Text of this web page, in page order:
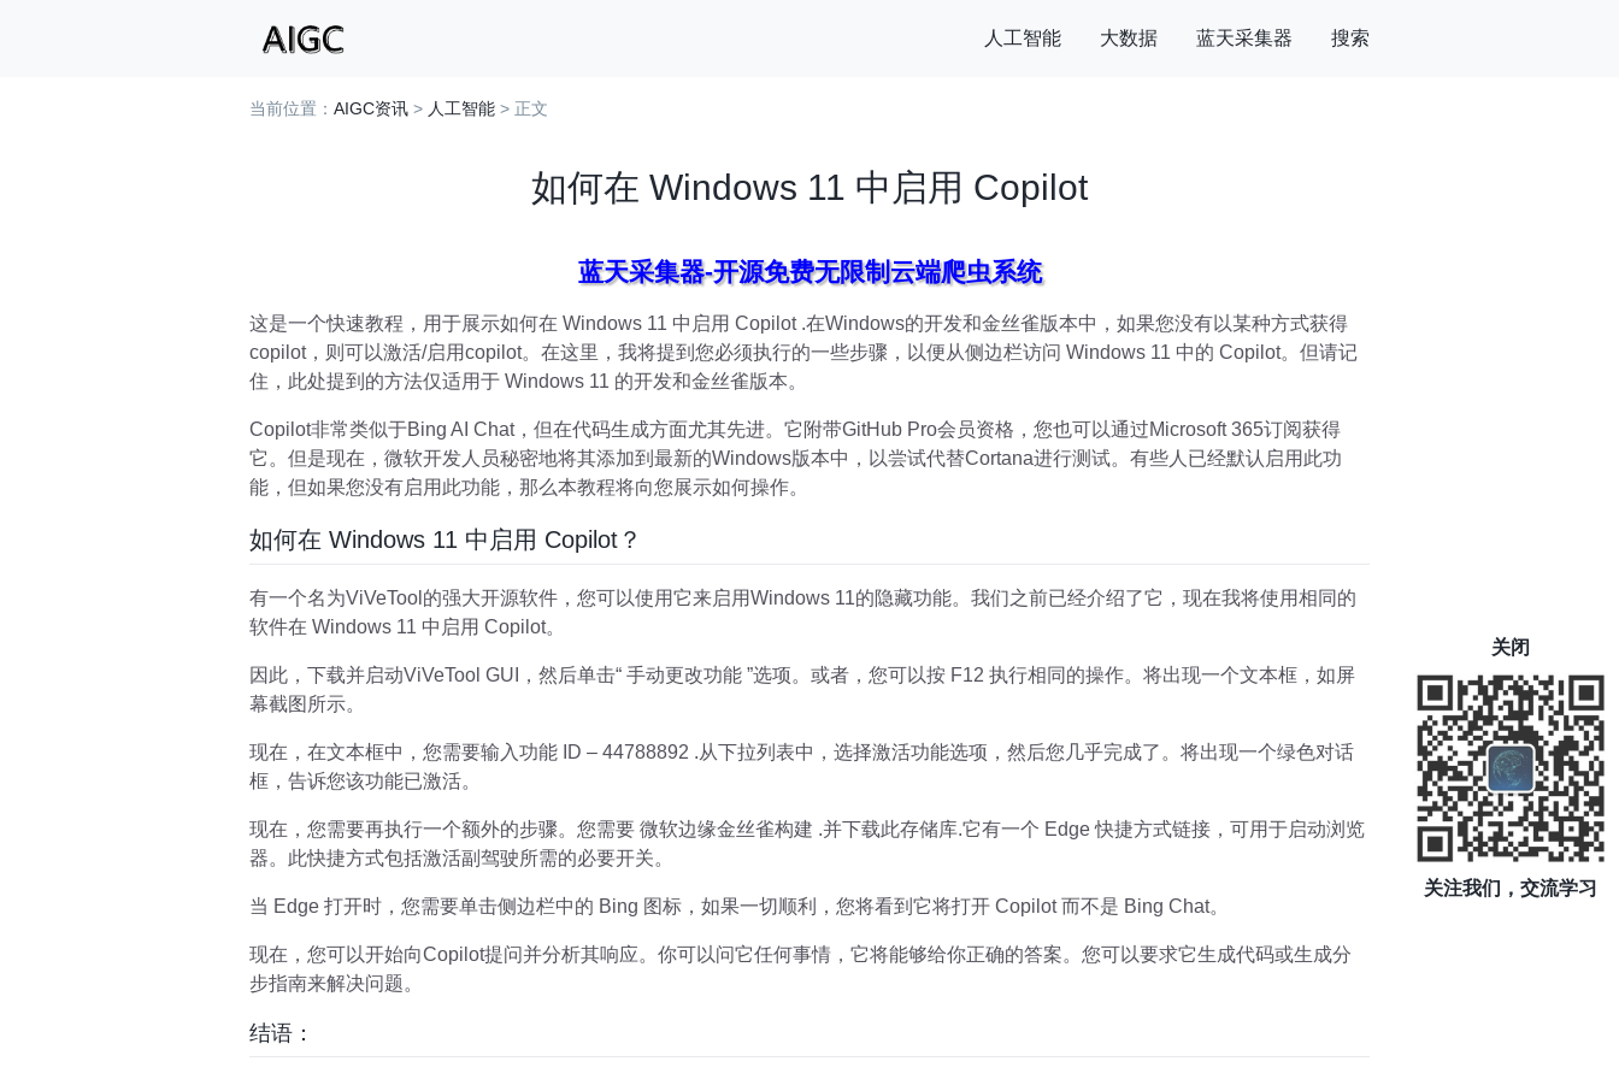
人工智能 大数据 蓝天采集器 搜索
当前位置： AIGC资讯 > 人工智能 > 正文
如何在 Windows 11 中启用 Copilot
蓝天采集器-开源免费无限制云端爬虫系统
这是一个快速教程，用于展示如何在 Windows 11 中启用 Copilot .在Windows的开发和金丝雀版本中，如果您没有以某种方式获得
copilot，则可以激活/启用copilot。在这里，我将提到您必须执行的一些步骤，以便从侧边栏访问 Windows 11 中的 Copilot。但请记
住，此处提到的方法仅适用于 Windows 11 的开发和金丝雀版本。
Copilot非常类似于Bing AI Chat，但在代码生成方面尤其先进。它附带GitHub Pro会员资格，您也可以通过Microsoft 365订阅获得
它。但是现在，微软开发人员秘密地将其添加到最新的Windows版本中，以尝试代替Cortana进行测试。有些人已经默认启用此功
能，但如果您没有启用此功能，那么本教程将向您展示如何操作。
如何在 Windows 11 中启用 Copilot？
有一个名为ViVeTool的强大开源软件，您可以使用它来启用Windows 11的隐藏功能。我们之前已经介绍了它，现在我将使用相同的
软件在 Windows 11 中启用 Copilot。
因此，下载并启动ViVeTool GUI，然后单击“ 手动更改功能 ”选项。或者，您可以按 F12 执行相同的操作。将出现一个文本框，如屏
幕截图所示。
现在，在文本框中，您需要输入功能 ID – 44788892 .从下拉列表中，选择激活功能选项，然后您几乎完成了。将出现一个绿色对话
框，告诉您该功能已激活。
现在，您需要再执行一个额外的步骤。您需要 微软边缘金丝雀构建 .并下载此存储库.它有一个 Edge 快捷方式链接，可用于启动浏览
器。此快捷方式包括激活副驾驶所需的必要开关。
当 Edge 打开时，您需要单击侧边栏中的 Bing 图标，如果一切顺利，您将看到它将打开 Copilot 而不是 Bing Chat。
现在，您可以开始向Copilot提问并分析其响应。你可以问它任何事情，它将能够给你正确的答案。您可以要求它生成代码或生成分
步指南来解决问题。
结语：
关闭
关注我们，交流学习